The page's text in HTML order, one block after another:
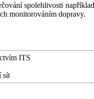
spolehlivosti
monitorováním dopravy.
ITS
sít